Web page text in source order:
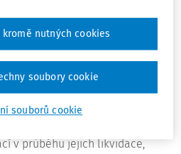
pojišťovacím agentem. Není
18 činností, z nichž ale
subdodavateli:
událostech.
v průběhu jejich likvidace,
souborů cookie
nutných cookies
soubory cookie